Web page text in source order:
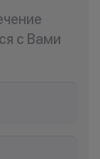
с Вами